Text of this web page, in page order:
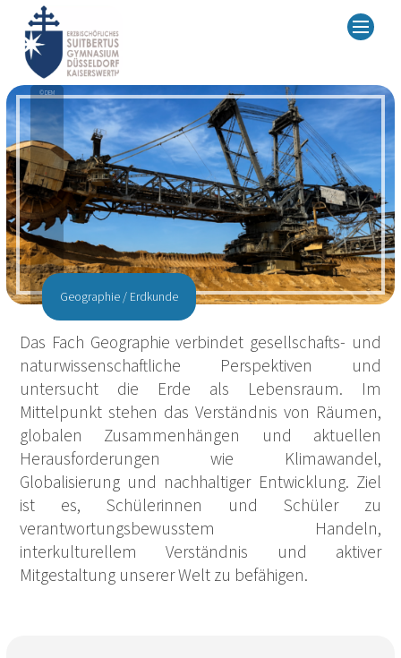
© DEM
Geographie / Erdkunde
Das Fach Geographie verbindet gesellschafts- und
naturwissenschaftliche Perspektiven und
untersucht die Erde als Lebensraum. Im
Mittelpunkt stehen das Verständnis von Räumen,
globalen Zusammenhängen und aktuellen
Herausforderungen wie Klimawandel,
Globalisierung und nachhaltiger Entwicklung. Ziel
ist es, Schülerinnen und Schüler zu
verantwortungsbewusstem Handeln,
interkulturellem Verständnis und aktiver
Mitgestaltung unserer Welt zu befähigen.